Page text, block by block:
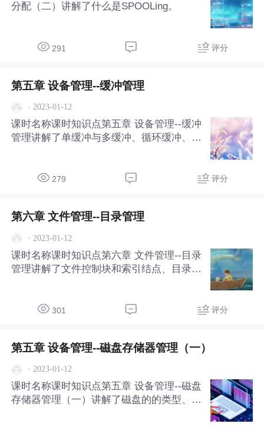
分配（二）讲解了什么是SPOOLing。
291 评分
第五章 设备管理--缓冲管理
· 2023-01-12
课时名称课时知识点第五章 设备管理--缓冲
管理讲解了单缓冲与多缓冲、循环缓冲、缓
279 评分
第六章 文件管理--目录管理
· 2023-01-12
课时名称课时知识点第六章 文件管理--目录
管理讲解了文件控制块和索引结点、目录结
301 评分
第五章 设备管理--磁盘存储器管理（一）
· 2023-01-12
课时名称课时知识点第五章 设备管理--磁盘
存储器管理（一）讲解了磁盘的的类型、访